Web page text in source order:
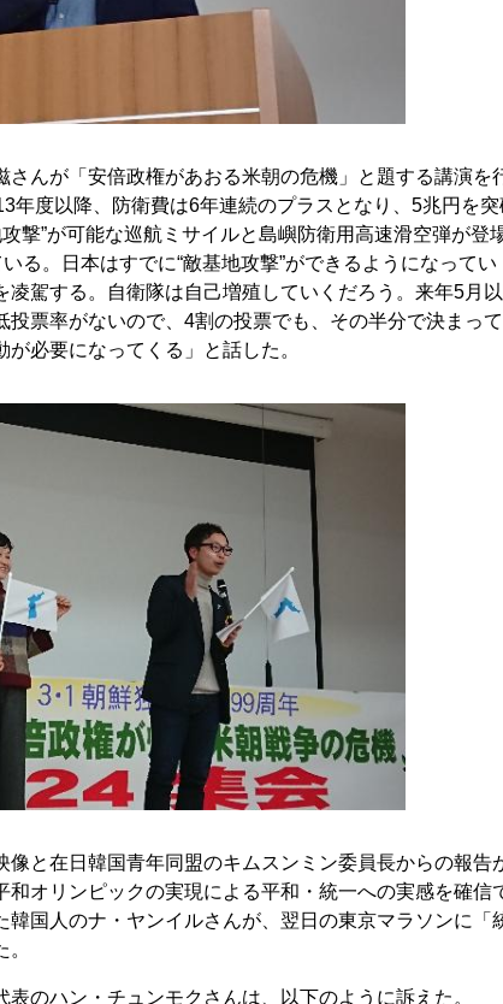
んが「安倍政権があおる米朝の危機」と題する講演を
年度以降、防衛費は6年連続のプラスとなり、5兆円を突
撃”が可能な巡航ミサイルと島嶼防衛用高速滑空弾が登場
る。日本はすでに“敵基地攻撃”ができるようになってい
凌駕する。自衛隊は自己増殖していくだろう。来年5月
票率がないので、4割の投票でも、その半分で決まっ
必要になってくる」と話した。
と在日韓国青年同盟のキムスンミン委員長からの報告
オリンピックの実現による平和・統一への実感を確信
国人のナ・ヤンイルさんが、翌日の東京マラソンに「
のハン・チュンモクさんは、以下のように訴えた。